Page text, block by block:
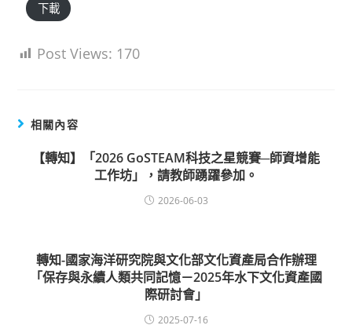
下載
Post Views: 170
相關內容
【轉知】「2026 GoSTEAM科技之星競賽─師資增能
工作坊」，請教師踴躍參加。
2026-06-03
轉知-國家海洋研究院與文化部文化資產局合作辦理
「保存與永續人類共同記憶－2025年水下文化資產國
際研討會」
2025-07-16